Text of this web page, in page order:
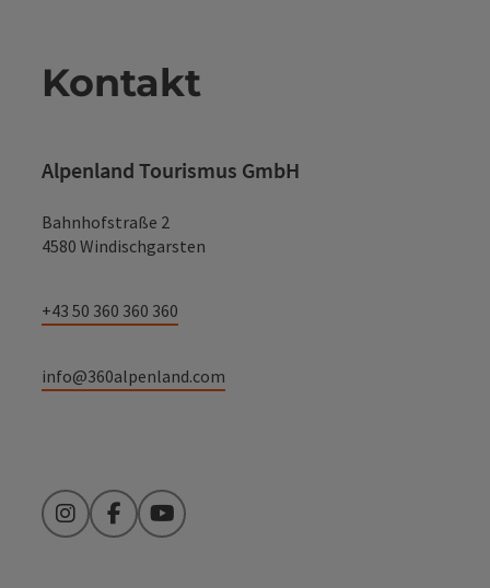
Kontakt
Alpenland Tourismus GmbH
Bahnhofstraße 2
4580 Windischgarsten
+43 50 360 360 360
info@360alpenland.com
InstagramFacebookYouTube